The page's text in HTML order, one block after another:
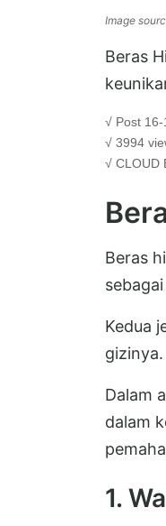
Image
Beras
√ Post
√ 3994
√ CLOUD
Beras
Kedua
gizinya.
Dalam
dalam
1.